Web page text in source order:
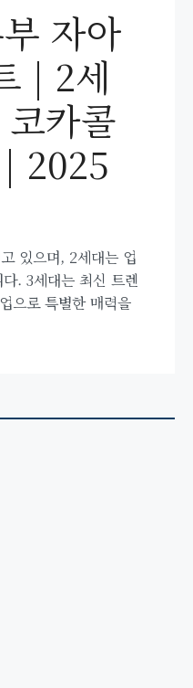
자아
| 2세
카콜
2025
있으며, 2세대는 업
. 3세대는 최신 트렌
으로 특별한 매력을